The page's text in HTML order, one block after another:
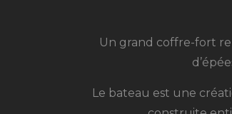
Un grand coffre-fort
Le bateau est une